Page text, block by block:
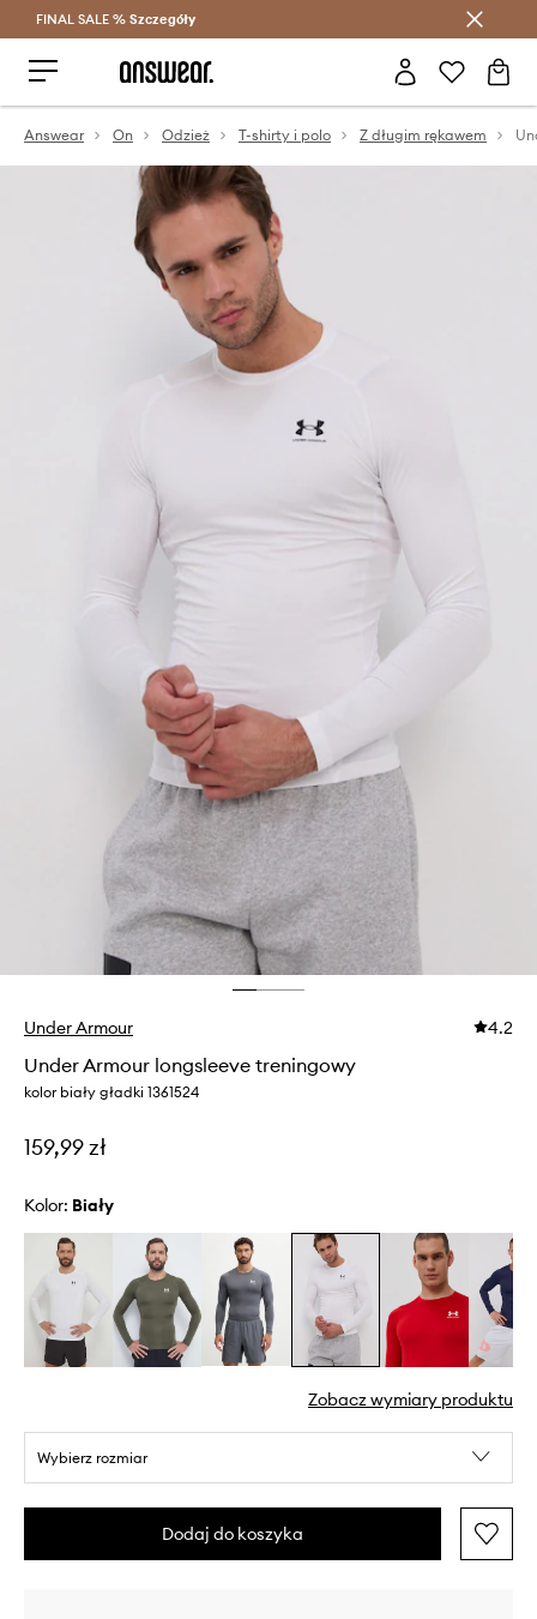
Oszczędzaj z Answear Club >
FINAL SALE % Szczegóły
Answear On Odzież T-shirty i polo Z długim rękawem
Under Armour 4.2
Under Armour longsleeve treningowy
kolor biały gładki 1361524
159,99 zł
Kolor: biały
Zobacz wymiary produktu
Wybierz rozmiar
Dodaj do koszyka